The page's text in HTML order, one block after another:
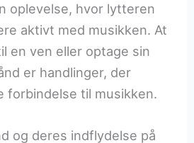
oplevelse, hvor lytteren
aktivt med musikken. At
en ven eller optage sin
er handlinger, der
forbindelse til musikken.
og deres indflydelse på